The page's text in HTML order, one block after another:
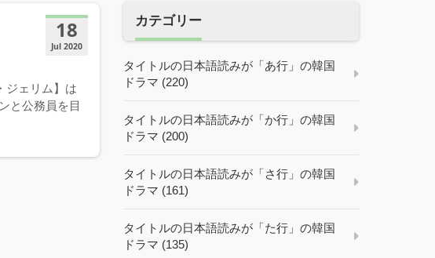
18
Jul 2020
ジェリム】は
と公務員を目
カテゴリー
タイトルの日本語読みが「あ行」の韓国
ドラマ (220)
タイトルの日本語読みが「か行」の韓国
ドラマ (200)
タイトルの日本語読みが「さ行」の韓国
ドラマ (161)
タイトルの日本語読みが「た行」の韓国
ドラマ (135)